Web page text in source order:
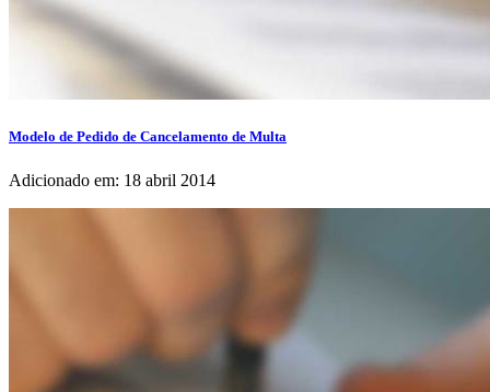
Modelo de Pedido de Cancelamento de Multa
Adicionado em: 18 abril 2014